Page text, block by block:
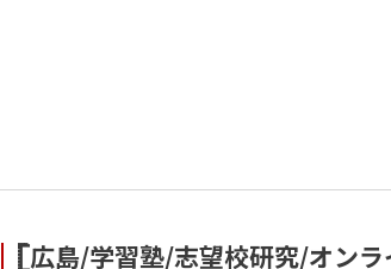
𓊈広島/学習塾/志望校研究/オン